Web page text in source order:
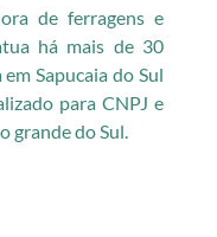
de ferragens e
há mais de 30
Sapucaia do Sul
para CNPJ e
grande do Sul.